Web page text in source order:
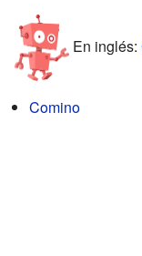
En inglés:
Comino